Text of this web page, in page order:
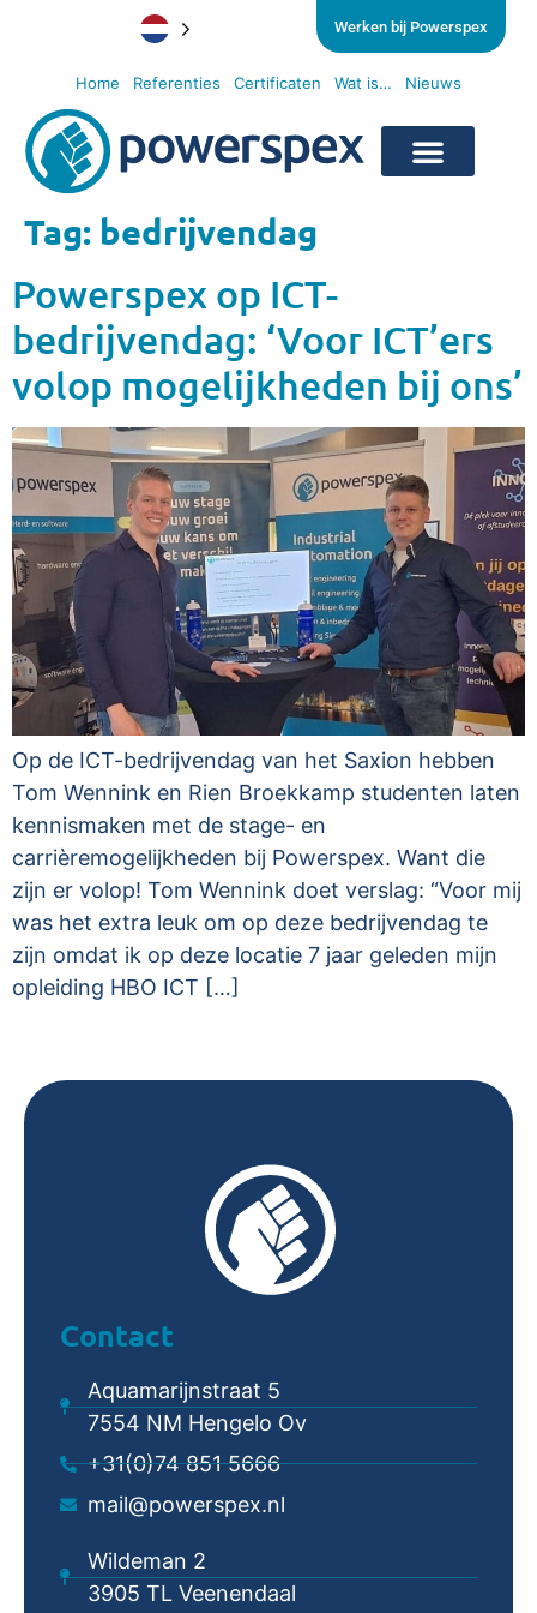
Home Referenties Certificaten Wat is… Nieuws
Werken bij Powerspex
Tag: bedrijvendag
Powerspex op ICT-
bedrijvendag: ‘Voor ICT’ers
volop mogelijkheden bij ons’
Op de ICT-bedrijvendag van het Saxion hebben
Tom Wennink en Rien Broekkamp studenten laten
kennismaken met de stage- en
carrièremogelijkheden bij Powerspex. Want die
zijn er volop! Tom Wennink doet verslag: “Voor mij
was het extra leuk om op deze bedrijvendag te
zijn omdat ik op deze locatie 7 jaar geleden mijn
opleiding HBO ICT […]
Contact
Aquamarijnstraat 5
7554 NM Hengelo Ov
+31(0)74 851 5666
mail@powerspex.nl
Wildeman 2
3905 TL Veenendaal